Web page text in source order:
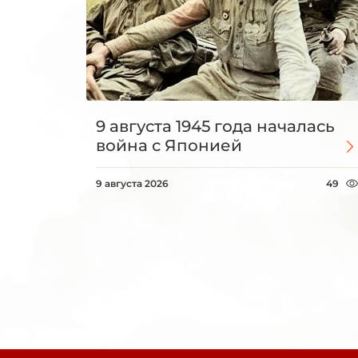
9 августа 1945 года началась
война с Японией
9 августа 2026 49